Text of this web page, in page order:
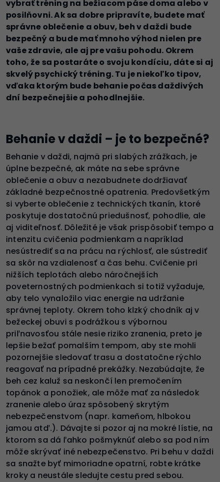
vybrať tréning na bežiacom páse doma alebo v
posilňovni. Ak sa dobre pripravíte, budete mať
správne oblečenie a obuv, beh v daždi bude
bezpečný a bude mať mnoho výhod nielen pre
vaše zdravie, ale aj pre vašu pohodu. Okrem
toho, že sa postaráte o svoju kondíciu, dáte si aj
skvelý psychický tréning. Tu je niekoľko tipov,
vďaka ktorým bude behanie počas daždivých
dní bezpečnejšie a pohodlnejšie.
Behanie v daždi – je to bezpečné?
Behanie v daždi, najmä pri slabých zrážkach, je
úplne bezpečné, ak máte na sebe správne
oblečenie a obuv a nezabudnete dodržiavať
základné bezpečnostné opatrenia. Predovšetkým
si vyberte oblečenie z technických tkanín, ktoré
poskytuje dostatočnú priedušnosť, pohodlie, ale
aj viditeľnosť. Dôležité je však prispôsobiť tempo a
intenzitu cvičenia podmienkam a napríklad
nesústrediť sa na prácu na rýchlosť, ale sústrediť
sa skôr na vzdialenosť a čas behu. Cvičenie pri
nižších teplotách alebo náročnejších
poveternostných podmienkach si totiž vyžaduje,
aby telo vynaložilo viac energie na udržanie
správnej teploty. Okrem toho klzký chodník aj v
bežeckej obuvi s podrážkou s výbornou
priľnavosťou stále nesie riziko zranenia, preto je
lepšie bežať pomalším tempom, aby ste mohli
pozornejšie sledovať trasu a dostatočne rýchlo
reagovať na prípadné prekážky. Nezabúdajte, že
beh cez kaluž sa neskončí len premočením
topánok a ponožiek, ale môže mať za následok
zranenie alebo úraz spôsobený skrytým
nebezpečenstvom (napr. kameňom, hlbokou
jamou atď.). Dávajte si pozor aj na mokré lístie, na
ktorom sa dá ľahko pošmyknúť alebo sa pod ním
môže skrývať iné nebezpečenstvo. Pri behu v daždi
sa snažte byť mimoriadne opatrní, robte krátke
kroky a neustále sledujte cestu pred sebou.